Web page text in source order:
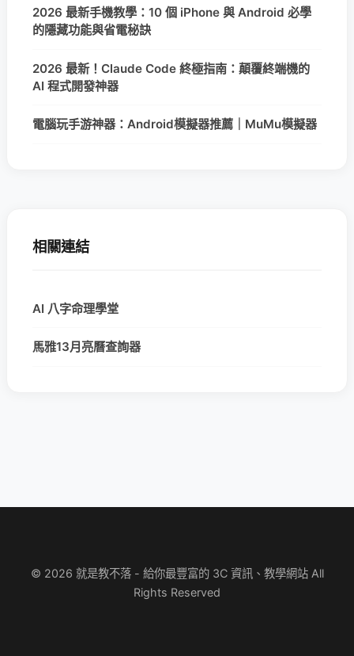
2026 最新手機教學：10 個 iPhone 與 Android 必學
的隱藏功能與省電秘訣
2026 最新！Claude Code 終極指南：顛覆終端機的
AI 程式開發神器
電腦玩手游神器：Android模擬器推薦｜MuMu模擬器
相關連結
AI 八字命理學堂
馬雅13月亮曆查詢器
© 2026 就是教不落 - 給你最豐富的 3C 資訊、教學網站 All
Rights Reserved